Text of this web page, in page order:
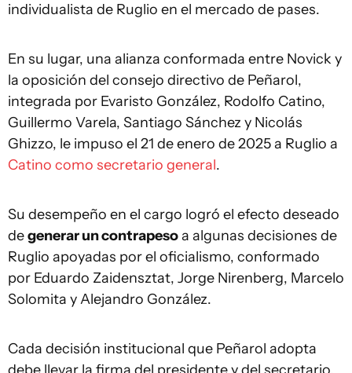
individualista de Ruglio en el mercado de pases.
En su lugar, una alianza conformada entre Novick y
la oposición del consejo directivo de Peñarol,
integrada por Evaristo González, Rodolfo Catino,
Guillermo Varela, Santiago Sánchez y Nicolás
Ghizzo, le impuso el 21 de enero de 2025 a Ruglio a
Catino como secretario general.
Su desempeño en el cargo logró el efecto deseado
degenerar un contrapesoa algunas decisiones de
Ruglio apoyadas por el oficialismo, conformado
por Eduardo Zaidensztat, Jorge Nirenberg, Marcelo
Solomita y Alejandro González.
Cada decisión institucional que Peñarol adopta